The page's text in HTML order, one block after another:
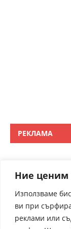
Ние ценим
Използваме
ви при
реклами или
РЕКЛАМА